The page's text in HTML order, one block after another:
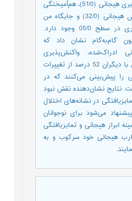
شده (46/0)، واکنش‌پذیری هیجانی (51/0)، هم‌آمیختگی
با دیگران (42/0)، برش هیجانی (32/0) و جایگاه من
(28/0) ارتباط معناداری در سطح 05/0 وجود دارد.
گام‌به‌گام نشان داد که
ادراک‌شده، واکنش‌پذیری
هیجانی و هم‌آمیختگی با دیگران 52 درصد از تغییرات
را پیش‌بینی می‌کنند که در
است. نتایج نشان‌دهنده نقش نبود
در نشانه‌های اختلال
می‌شود برای نوجوانان
ابراز هیجانی و تمایزیافتگی
هیجانی خود سرکوب و به